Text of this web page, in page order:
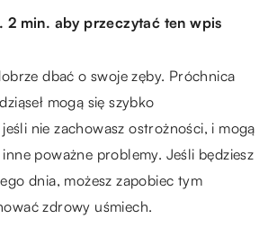
2 min. aby przeczytać ten wpis
dbać o swoje zęby. Próchnica
mogą się szybko
nie zachowasz ostrożności, i mogą
poważne problemy. Jeśli będziesz
dnia, możesz zapobiec tym
zdrowy uśmiech.